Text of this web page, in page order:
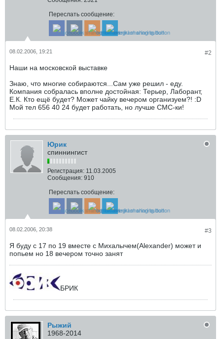
Переслать сообщение:
#2
08.02.2006, 19:21
Наши на московской выставке
Знаю, что многие собираются...Сам уже решил - еду.
Компания собралась вполне достойная: Терьер, Лаборант,
Е.К. Кто ещё будет? Может чайку вечером организуем?! :D
Мой тел 656 40 24 будет работать, но лучше СМС-ки!
Юрик
спиннингист
Регистрация: 11.03.2005
Сообщения: 910
Переслать сообщение:
#3
08.02.2006, 20:38
Я буду с 17 по 19 вместе с Михалычем(Alexander) может и
попьем но 18 вечером точно занят
БРИК
Рыжий
1968-2014